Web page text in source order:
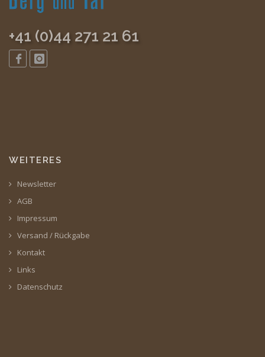
+41 (0)44 271 21 61
WEITERES
Newsletter
AGB
Impressum
Versand / Rückgabe
Kontakt
Links
Datenschutz